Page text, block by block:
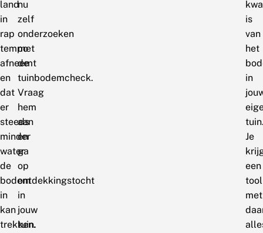
land
in
rap
tempo
afneemt
en
dat
er
steeds
minder
water
de
bodem
in
kan
trekken.
nu
zelf
onderzoeken
met
de
tuinbodemcheck.
Vraag
hem
aan
en
ga
op
ontdekkingstocht
in
jouw
tuin.
is
van
het
in
Je
een
met